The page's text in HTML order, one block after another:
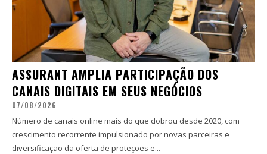
ASSURANT AMPLIA PARTICIPAÇÃO DOS
CANAIS DIGITAIS EM SEUS NEGÓCIOS
07/08/2026
Número de canais online mais do que dobrou desde 2020, com
crescimento recorrente impulsionado por novas parceiras e
diversificação da oferta de proteções e...